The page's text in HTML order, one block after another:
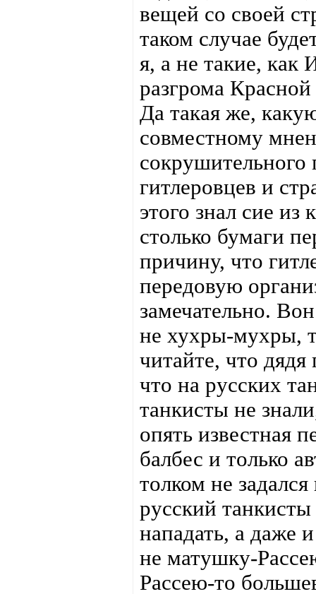
вещей со своей
таком случае
я, а не такие, как
разгрома
Да такая же,
совместному
сокрушительного
гитлеровцев и
этого знал сие
столько бумаги
причину, что
передовую
замечательно.
не хухры-мухры,
читайте, что
что на русских
танкисты не
опять известная
балбес и только
толком не
русский
нападать, а даже
не матушку-
Рассею-то